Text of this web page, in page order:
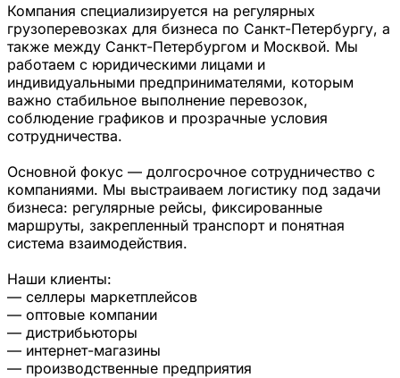
Компания специализируется на регулярных
грузоперевозках для бизнеса по Санкт-Петербургу, а
также между Санкт-Петербургом и Москвой. Мы
работаем с юридическими лицами и
индивидуальными предпринимателями, которым
важно стабильное выполнение перевозок,
соблюдение графиков и прозрачные условия
сотрудничества.
Основной фокус — долгосрочное сотрудничество с
компаниями. Мы выстраиваем логистику под задачи
бизнеса: регулярные рейсы, фиксированные
маршруты, закрепленный транспорт и понятная
система взаимодействия.
Наши клиенты:
— селлеры маркетплейсов
— оптовые компании
— дистрибьюторы
— интернет-магазины
— производственные предприятия